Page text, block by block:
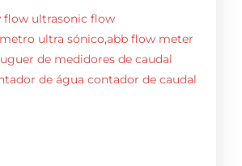
flow ultrasonic flow
ultra sónico,abb flow meter
de medidores de caudal
de água contador de caudal